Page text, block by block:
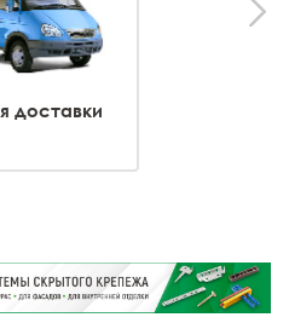
доставки